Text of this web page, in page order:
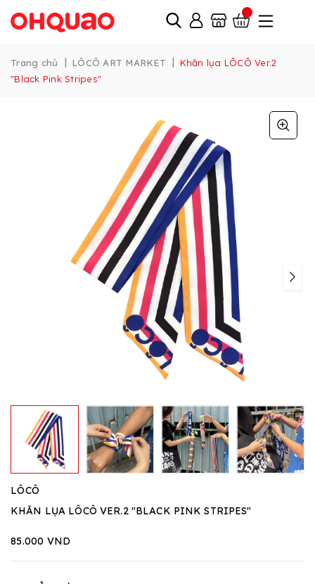
Trang chủ | LÔCÔ ART MARKET |
Khăn lụa LÔCÔ Ver.2
"Black Pink Stripes"
LÔCÔ
KHĂN LỤA LÔCÔ VER.2 "BLACK PINK STRIPES"
85.000 VND